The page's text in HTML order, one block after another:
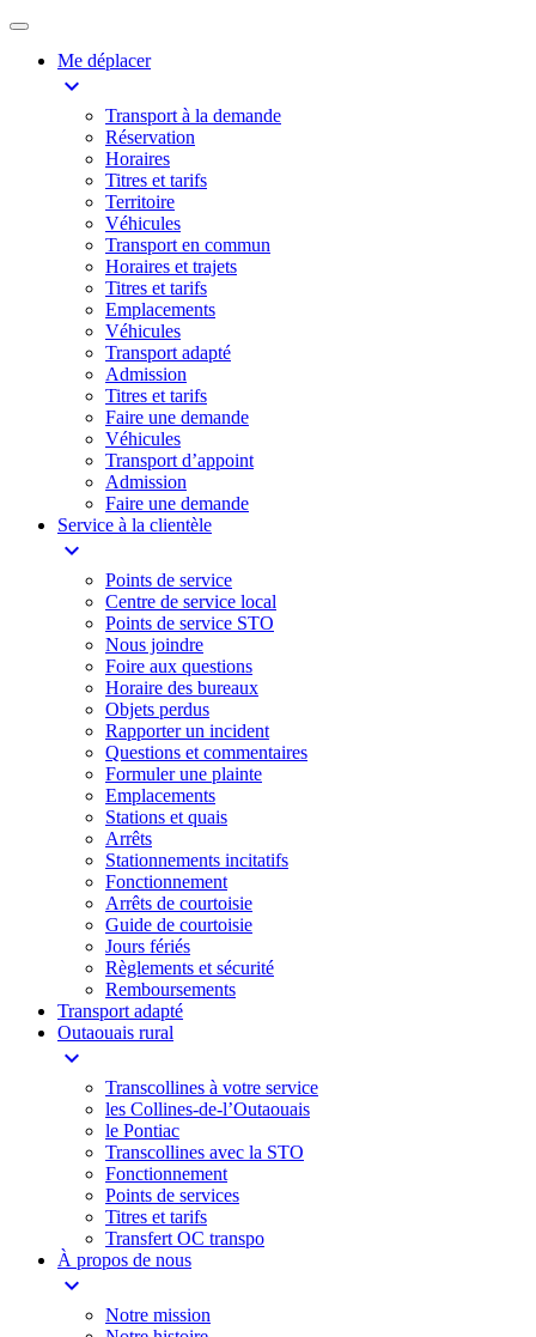
Me déplacer
expand_more
Transport à la demande
Réservation
Horaires
Titres et tarifs
Territoire
Véhicules
Transport en commun
Horaires et trajets
Titres et tarifs
Emplacements
Véhicules
Transport adapté
Admission
Titres et tarifs
Faire une demande
Véhicules
Transport d’appoint
Admission
Faire une demande
Service à la clientèle
expand_more
Points de service
Centre de service local
Points de service STO
Nous joindre
Foire aux questions
Horaire des bureaux
Objets perdus
Rapporter un incident
Questions et commentaires
Formuler une plainte
Emplacements
Stations et quais
Arrêts
Stationnements incitatifs​
Fonctionnement
Arrêts de courtoisie​
Guide de courtoisie
Jours fériés
Règlements et sécurité
Remboursements
Transport adapté
Outaouais rural
expand_more
Transcollines à votre service​
les Collines-de-l’Outaouais​
le Pontiac​
Transcollines avec la STO
Fonctionnement
Points de services
Titres et tarifs
Transfert OC transpo
À propos de nous
expand_more
Notre mission